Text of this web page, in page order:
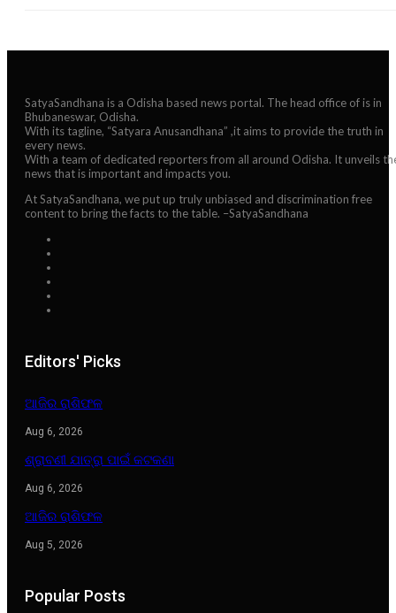
SatyaSandhana is a Odisha based news portal. The head office of is in
Bhubaneswar, Odisha.
With its tagline, “Satyara Anusandhana” ,it aims to provide the truth in
every news.
With a team of dedicated reporters from all around Odisha. It unveils
news that is important and impacts you.
At SatyaSandhana, we put up truly unbiased and discrimination free
content to bring the facts to the table. –SatyaSandhana
Editors' Picks
ଆଜିର ରାଶିଫଳ
Aug 6, 2026
ଶ୍ରାବଣୀ ଯାତ୍ରା ପାଇଁ କଟକଣା
Aug 6, 2026
ଆଜିର ରାଶିଫଳ
Aug 5, 2026
Popular Posts